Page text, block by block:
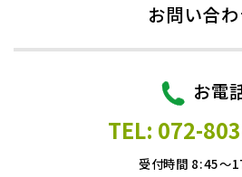
お問い合
お電
TEL: 072-
受付時間 8:45～